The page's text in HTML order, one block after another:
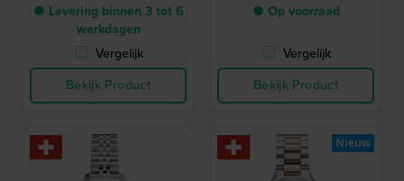
● Levering binnen 3 tot 6
werkdagen
Vergelijk
Bekijk Product
● Op voorraad
Vergelijk
Bekijk Product
Nieuw